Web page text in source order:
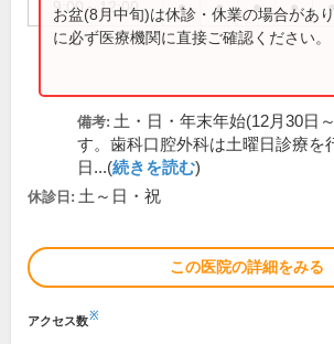
9:00～12:00 ● ● ● ● ●
お盆(8月中旬)は休診・休業の場合があ
に必ず医療機関に直接ご確認ください。
備考: 土・日・年末年始(12月30日
す。歯科口腔外科は土曜日診療を
日...(続きを読む)
休診日: 土～日・祝
この医院の詳細をみる
アクセス数※